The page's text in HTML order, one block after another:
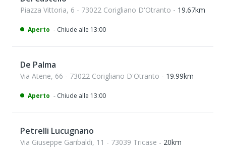
Piazza Vittoria, 6 - 73022 Corigliano D'Otranto - 19.67km
Aperto - Chiude alle 13:00
De Palma
Via Atene, 66 - 73022 Corigliano D'Otranto - 19.99km
Aperto - Chiude alle 13:00
Petrelli Lucugnano
Via Giuseppe Garibaldi, 11 - 73039 Tricase - 20km